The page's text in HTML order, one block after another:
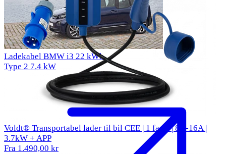
Ladekabel BMW i3 22 kWh
Type 2 7.4 kW
Voldt® Transportabel lader til bil CEE | 1 faset | 8A-16A |
3.7kW + APP
Fra 1.490,00 kr